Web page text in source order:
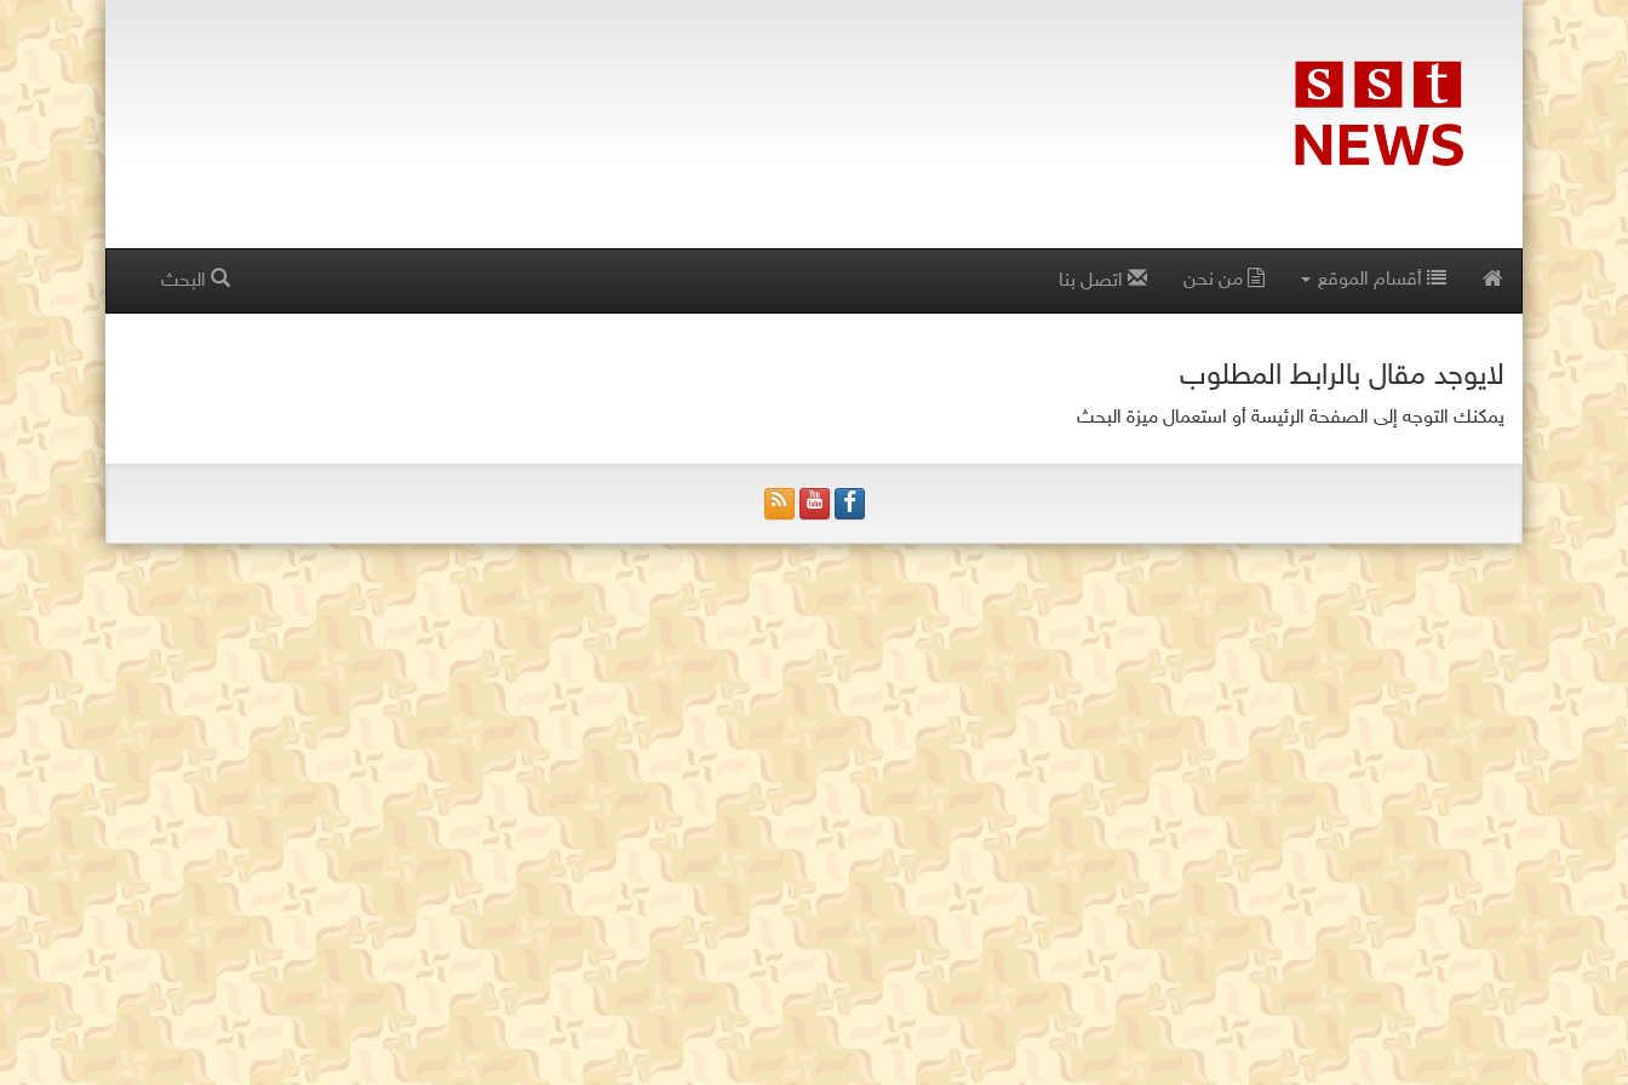
أقسام الموقع من نحن اتصل بنا البحث
لايوجد مقال بالرابط المطلوب
يمكنك التوجه إلى الصفحة الرئيسة أو استعمال ميزة البحث